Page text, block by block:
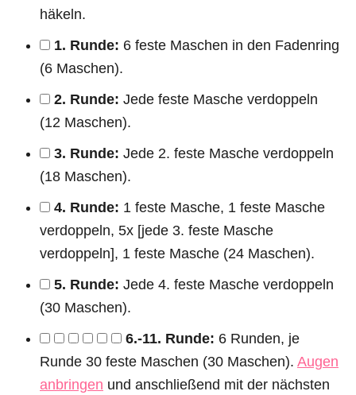
häkeln.
1. Runde: 6 feste Maschen in den Fadenring
(6 Maschen).
2. Runde: Jede feste Masche verdoppeln
(12 Maschen).
3. Runde: Jede 2. feste Masche verdoppeln
(18 Maschen).
4. Runde: 1 feste Masche, 1 feste Masche
verdoppeln, 5x [jede 3. feste Masche
verdoppeln], 1 feste Masche (24 Maschen).
5. Runde: Jede 4. feste Masche verdoppeln
(30 Maschen).
6.-11. Runde: 6 Runden, je
Runde 30 feste Maschen (30 Maschen). Augen
anbringen und anschließend mit der nächsten